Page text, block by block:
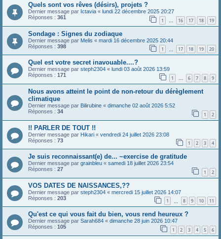
Quels sont vos rêves (désirs), projets ?
Dernier message par Ictavia « lundi 22 décembre 2025 20:27
Réponses : 361 1 … 16 17 18 19
Sondage : Signes du zodiaque
Dernier message par Melis « mardi 16 décembre 2025 20:44
Réponses : 398 1 17 18 19 20
Quel est votre secret inavouable....?
Dernier message par steph2304 « lundi 03 août 2026 13:59
Réponses : 171 1 … 6 7 8 9
Nous avons atteint le point de non-retour du dérèglement
climatique
Dernier message par Bilirubine « dimanche 02 août 2026 5:52
Réponses : 34 1 2
!! PARLER DE TOUT !!
Dernier message par Hikari « vendredi 24 juillet 2026 23:08
Réponses : 73 1 2 3 4
Je suis reconnaissant(e) de... ~exercise de gratitude
Dernier message par grainbleu « samedi 18 juillet 2026 23:54
Réponses : 27 1 2
VOS DATES DE NAISSANCES,??
Dernier message par steph2304 « mercredi 15 juillet 2026 14:07
Réponses : 203 1 8 9 10 11
Qu'est ce qui vous fait du bien, vous rend heureux ?
Dernier message par Sarah684 « dimanche 28 juin 2026 10:47
Réponses : 105 1 2 3 4 5 6